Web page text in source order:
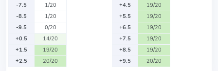
-7.5
1/20
-8.5
1/20
-9.5
0/20
+0.5
14/20
+1.5
19/20
+2.5
20/20
+4.5
19/20
+5.5
19/20
+6.5
19/20
+7.5
19/20
+8.5
19/20
+9.5
20/20